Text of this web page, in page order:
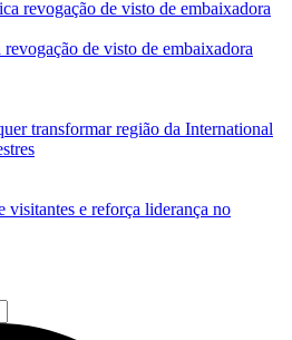
de visto de embaixadora
transformar região da International
visitantes e reforça liderança no